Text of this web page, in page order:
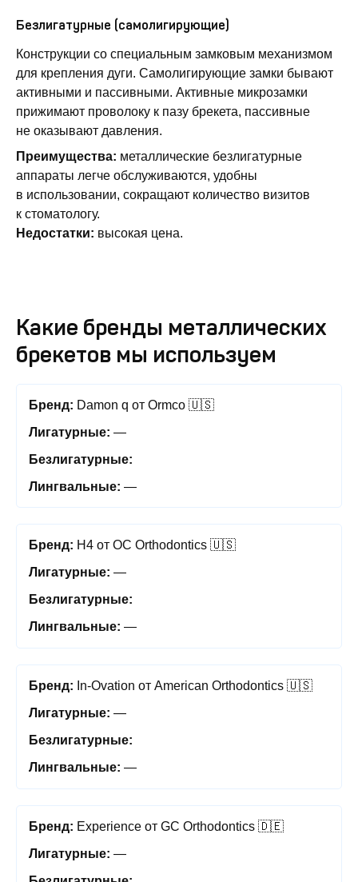
Безлигатурные (самолигирующие)
Конструкции со специальным замковым механизмом
для крепления дуги. Самолигирующие замки бывают
активными и пассивными. Активные микрозамки
прижимают проволоку к пазу брекета, пассивные
не оказывают давления.
Преимущества: металлические безлигатурные
аппараты легче обслуживаются, удобны
в использовании, сокращают количество визитов
к стоматологу.
Недостатки: высокая цена.
Какие бренды металлических
брекетов мы используем
Damon q от Ormco 🇺🇸
—
—
H4 от OC Orthodontics 🇺🇸
—
—
In-Ovation от American Orthodontics 🇺🇸
—
—
Experience от GC Orthodontics 🇩🇪
—